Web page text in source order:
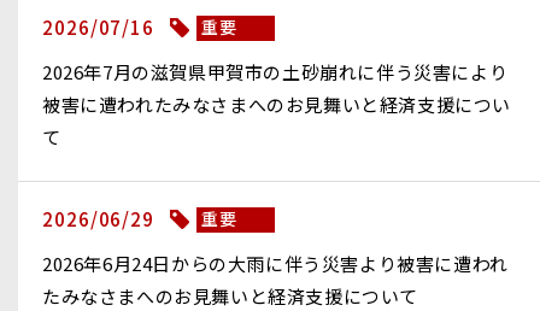
2026/07/16 重要
2026年7月の滋賀県甲賀市の土砂崩れに伴う災害により
被害に遭われたみなさまへのお見舞いと経済支援につい
て
2026/06/29 重要
2026年6月24日からの大雨に伴う災害より被害に遭われ
たみなさまへのお見舞いと経済支援について